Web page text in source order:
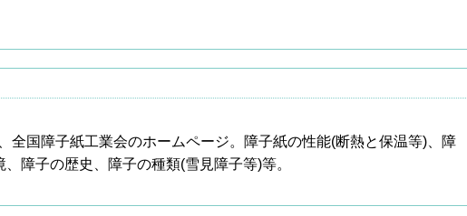
全国障子紙工業会のホームページ。障子紙の性能(断熱と保温等)、障
障子の歴史、障子の種類(雪見障子等)等。